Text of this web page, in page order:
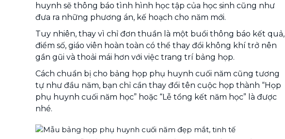
huynh sẽ thông báo tình hình học tập của học sinh cũng như
đưa ra những phương án, kế hoạch cho năm mới.
Tuy nhiên, thay vì chỉ đơn thuần là một buổi thông báo kết quả,
điểm số, giáo viên hoàn toàn có thể thay đổi không khí trở nên
gần gũi và thoải mái hơn với việc trang trí bảng họp.
Cách chuẩn bị cho bảng họp phụ huynh cuối năm cũng tương
tự như đầu năm, bạn chỉ cần thay đổi tên cuộc họp thành “Họp
phụ huynh cuối năm học” hoặc “Lễ tổng kết năm học” là được
nhé.